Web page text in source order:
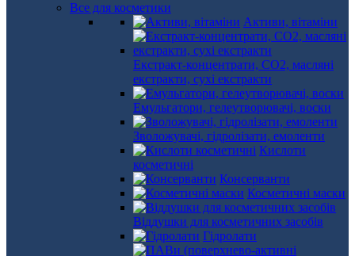
Все для косметики
Активи, вітаміни
Екстракт-концентрати, СО2, масляні
екстракти, сухі екстракти
Емульгатори, гелеутворювачі, воски
Зволожувачі, гідролізати, емоленти
Кислоти
косметичні
Консерванти
Косметичні маски
Віддушки для косметичних засобів
Гідролати